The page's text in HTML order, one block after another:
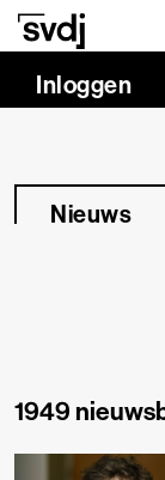
Naar
Inloggen
Nieuws
1949